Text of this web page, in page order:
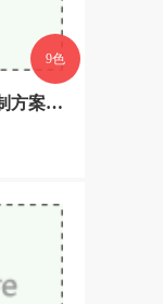
9色
不同行业工作服面料定制方案——精准适配，彰显企业实力